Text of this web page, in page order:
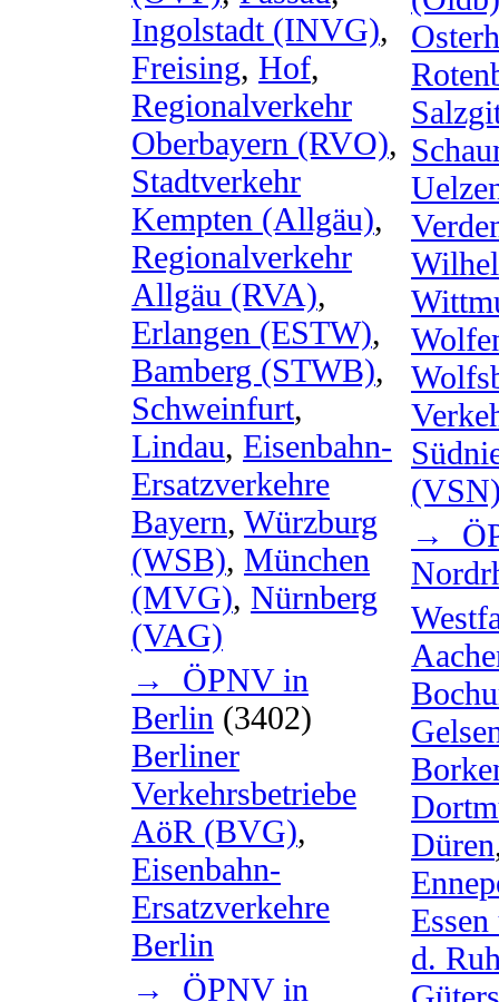
Ingolstadt (INVG),
Freising, Hof,
Regionalverkehr
Oberbayern (RVO),
Stadtverkehr
Kempten (Allgäu),
Regionalverkehr
Allgäu (RVA),
Erlangen (ESTW),
Bamberg (STWB),
Schweinfurt,
Lindau, Eisenbahn-
Ersatzverkehre
Bayern, Würzburg
(WSB), München
(MVG), Nürnberg
(VAG)
→ ÖPNV in
Berlin (3402)
Berliner
Verkehrsbetriebe
AöR (BVG),
Eisenbahn-
Ersatzverkehre
Berlin
→ ÖPNV in
→
Düren
d.